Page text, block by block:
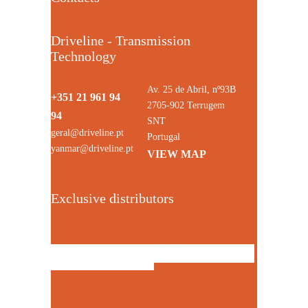
Driveline - Transmission
Technology
+351 21 961 94
94
geral@driveline.pt
yanmar@driveline.pt
Av. 25 de Abril, nº93B
2705-902 Terrugem
SNT
Portugal
VIEW MAP
Exclusive distributors